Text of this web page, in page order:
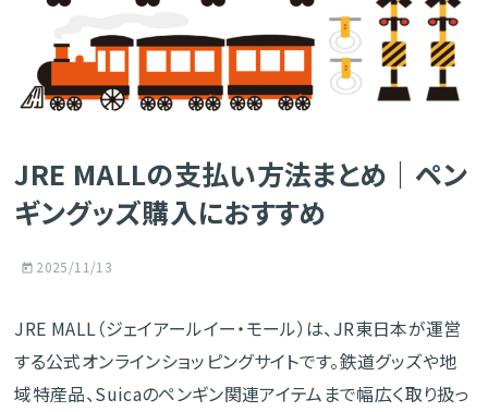
JRE MALLの支払い方法まとめ｜ペン
ギングッズ購入におすすめ
2025/11/13
JRE MALL（ジェイアールイー・モール）は、JR東日本が運営
する公式オンラインショッピングサイトです。鉄道グッズや地
域特産品、Suicaのペンギン関連アイテムまで幅広く取り扱っ